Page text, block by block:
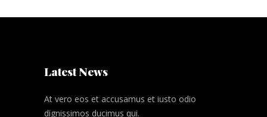
Latest News
At vero eos et accusamus et iusto odio
dignissimos ducimus qui.